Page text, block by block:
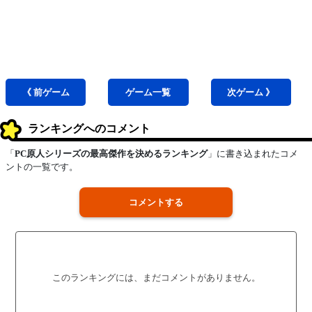
《 前ゲーム ゲーム一覧 次ゲーム 》
ランキングへのコメント
「 PC原人シリーズの最高傑作を決めるランキング」に書き込まれたコメ
ントの一覧です。
コメントする
このランキングには、まだコメントがありません。